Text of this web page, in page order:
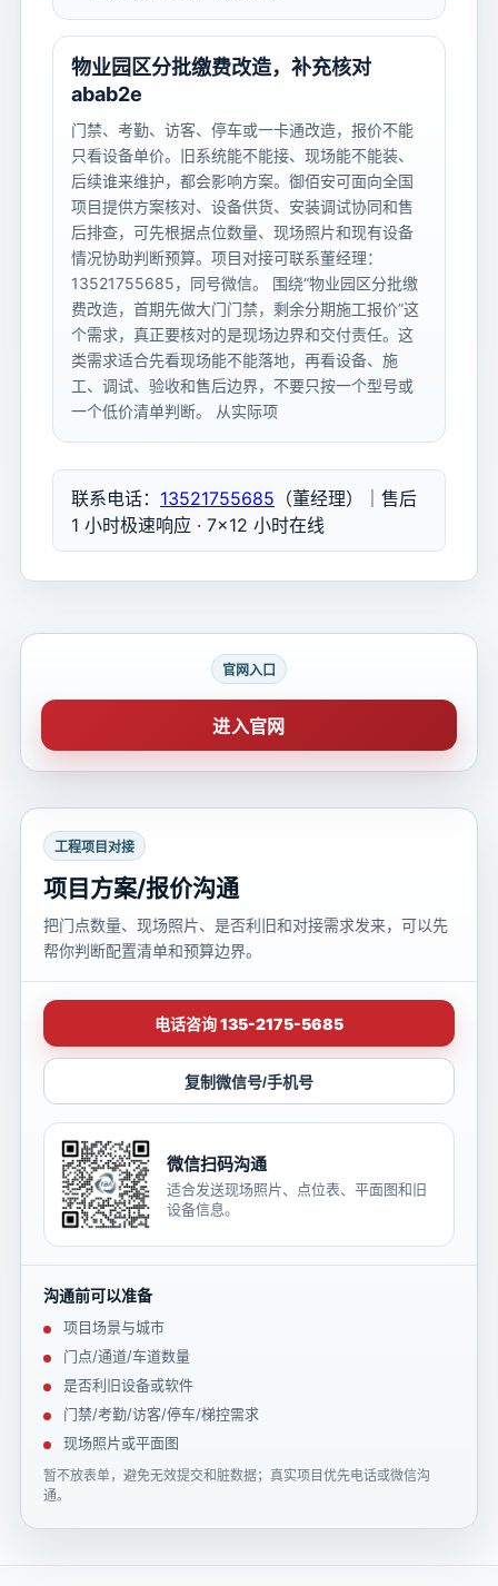
物业园区分批缴费改造，补充核对
abab2e
门禁、考勤、访客、停车或一卡通改造，报价不能
只看设备单价。旧系统能不能接、现场能不能装、
后续谁来维护，都会影响方案。御佰安可面向全国
项目提供方案核对、设备供货、安装调试协同和售
后排查，可先根据点位数量、现场照片和现有设备
情况协助判断预算。项目对接可联系董经理：
13521755685，同号微信。 围绕“物业园区分批缴
费改造，首期先做大门门禁，剩余分期施工报价”这
个需求，真正要核对的是现场边界和交付责任。这
类需求适合先看现场能不能落地，再看设备、施
工、调试、验收和售后边界，不要只按一个型号或
一个低价清单判断。 从实际项
联系电话： 13521755685 （董经理）｜售后
1 小时极速响应 · 7×12 小时在线
官网入口
进入官网
工程项目对接
项目方案/报价沟通
把门点数量、现场照片、是否利旧和对接需求发来，可以先
帮你判断配置清单和预算边界。
电话咨询 135-2175-5685
复制微信号/手机号
微信扫码沟通
适合发送现场照片、点位表、平面图和旧
设备信息。
沟通前可以准备
项目场景与城市
门点/通道/车道数量
是否利旧设备或软件
门禁/考勤/访客/停车/梯控需求
现场照片或平面图
暂不放表单，避免无效提交和脏数据；真实项目优先电话或微信沟
通。